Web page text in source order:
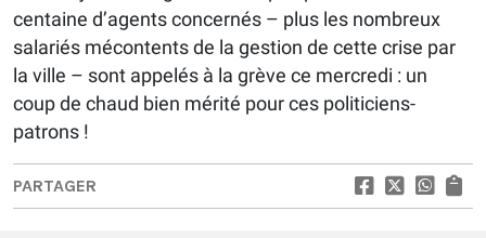
centaine d’agents concernés – plus les nombreux
salariés mécontents de la gestion de cette crise par
la ville – sont appelés à la grève ce mercredi : un
coup de chaud bien mérité pour ces politiciens-
patrons !
PARTAGER